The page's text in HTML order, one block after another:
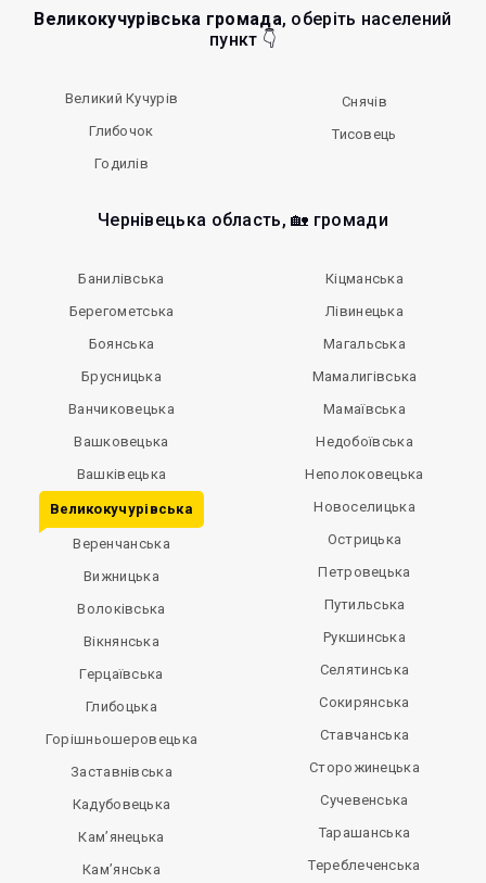
Великокучурівська громада, оберіть населений
пункт 👇
Великий Кучурів
Глибочок
Годилів
Снячів
Тисовець
Чернівецька область, 🏡 громади
Банилівська
Берегометська
Боянська
Брусницька
Ванчиковецька
Вашковецька
Вашківецька
Великокучурівська
Веренчанська
Вижницька
Волоківська
Вікнянська
Герцаївська
Глибоцька
Горішньошеровецька
Заставнівська
Кадубовецька
Кам’янецька
Кам’янська
Кіцманська
Лівинецька
Магальська
Мамалигівська
Мамаївська
Недобоївська
Неполоковецька
Новоселицька
Острицька
Петровецька
Путильська
Рукшинська
Селятинська
Сокирянська
Ставчанська
Сторожинецька
Сучевенська
Тарашанська
Тереблеченська